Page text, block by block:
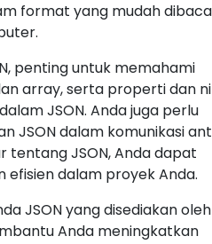
format yang mudah
penting untuk memahami
array, serta properti dan
JSON. Anda juga perlu
JSON dalam komunikasi
tentang JSON, Anda dapat
efisien dalam proyek Anda.
JSON yang disediakan oleh
Anda meningkatkan